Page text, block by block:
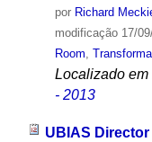
por Richard
modificação17/
Room
Localizado em
- 2013
UBIAS Director